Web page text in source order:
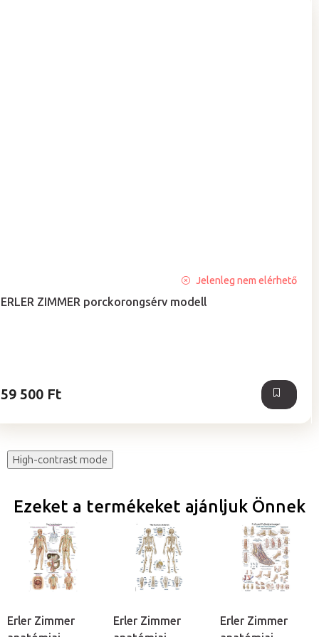
ERLER ZIMMER porckorongsérv modell
átlagos
Jelenleg nem elérhető
59 500 Ft
High-contrast mode
Ezeket a termékeket ajánljuk Önnek
Erler Zimmer
Erler Zimmer
Erler Zimmer